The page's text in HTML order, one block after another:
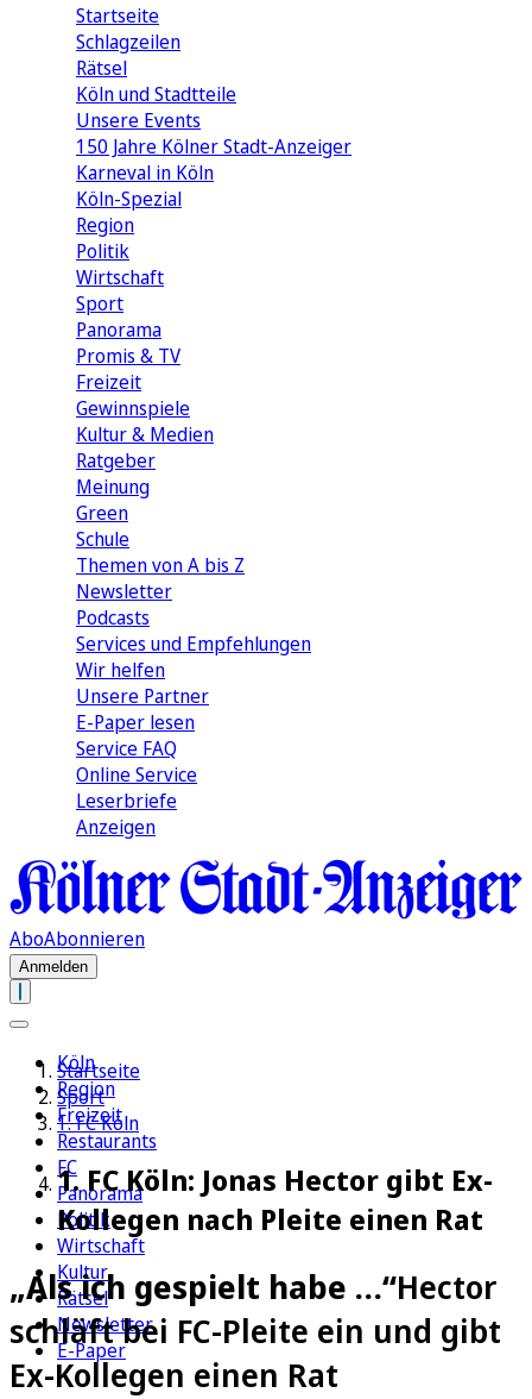
Startseite
Schlagzeilen
Rätsel
Köln und Stadtteile
Unsere Events
150 Jahre Kölner Stadt-Anzeiger
Karneval in Köln
Köln-Spezial
Region
Politik
Wirtschaft
Sport
Panorama
Promis & TV
Freizeit
Gewinnspiele
Kultur & Medien
Ratgeber
Meinung
Green
Schule
Themen von A bis Z
Newsletter
Podcasts
Services und Empfehlungen
Wir helfen
Unsere Partner
E-Paper lesen
Service FAQ
Online Service
Leserbriefe
Anzeigen
AboAbonnieren
Anmelden
Köln
Region
Freizeit
Restaurants
FC
Panorama
Politik
Wirtschaft
Kultur
Rätsel
Newsletter
E-Paper
Startseite
Sport
1. FC Köln
1. FC Köln: Jonas Hector gibt Ex-
Kollegen nach Pleite einen Rat
„Als ich gespielt habe …“Hector
schläft bei FC-Pleite ein und gibt
Ex-Kollegen einen Rat